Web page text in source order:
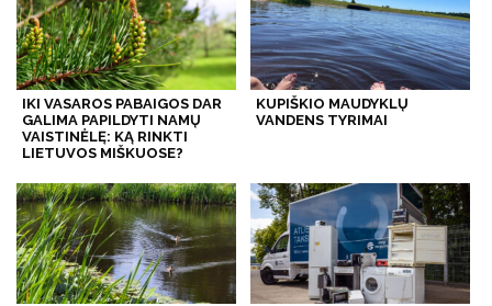
IKI VASAROS PABAIGOS DAR
GALIMA PAPILDYTI NAMŲ
VAISTINĖLĘ: KĄ RINKTI
LIETUVOS MIŠKUOSE?
KUPIŠKIO MAUDYKLŲ
VANDENS TYRIMAI